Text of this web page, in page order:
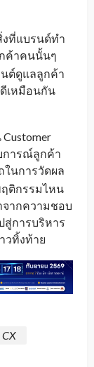
งที่แบรนด์ทำ
ค้าคนนั้นๆ
นต์ดูแลลูกค้า
เหมือนกัน
การณ์ลูกค้า
ในการวัดผล
ฤติกรรมไหน
ากความชอบ
การบริหาร
วทิ้งท้าย
CX